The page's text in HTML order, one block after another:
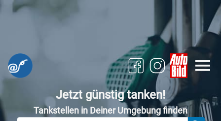
Jetzt günstig tanken!
Tankstellen in Deiner Umgebung finden